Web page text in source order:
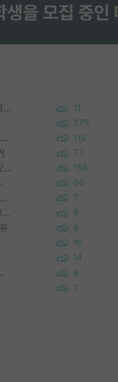
Korea University 수학, 컴퓨터과학 이학사, UC Berkeley 산업공학 대학원 공학박사가 되는 것은 쉽지 않겠죠? 11
275
대학원생들 교수에게 가스라이팅 당한 것은 이해가 갑니다. 안타깝네요. 119
77
석사입학예정생 분들! 제발 어느 정도 각오는 하고 오세요. 156
아웃풋에 대한 반박) 50
왜 후배가 못하는걸 교수님은 내 책임으로 돌리는걸까요? 7
SSH 박사과정을 그만두고 지방대 박사로 옮기면 교수의 꿈은 끝일까요? 9
9
16
14
을 올리는건 비추이긴함 6
2